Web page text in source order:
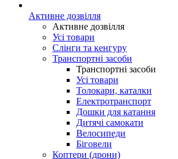
Активне дозвілля
Активне дозвілля
Усі товари
Слінги та кенгуру
Транспортні засоби
Транспортні засоби
Усі товари
Толокари, каталки
Електротранспорт
Дошки для катання
Дитячі самокати
Велосипеди
Біговели
Коптери (дрони)